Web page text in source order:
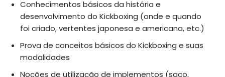
Conhecimentos básicos da história e
desenvolvimento do Kickboxing (onde e quando
foi criado, vertentes japonesa e americana, etc.)
Prova de conceitos básicos do Kickboxing e suas
modalidades
Noções de utilização de implementos (saco,